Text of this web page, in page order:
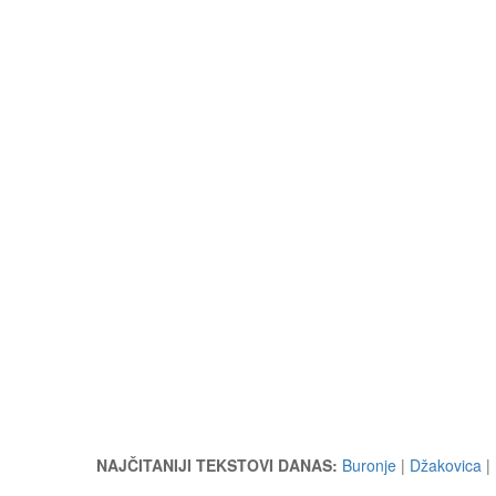
NAJČITANIJI TEKSTOVI DANAS: Buronje | Džakovica |